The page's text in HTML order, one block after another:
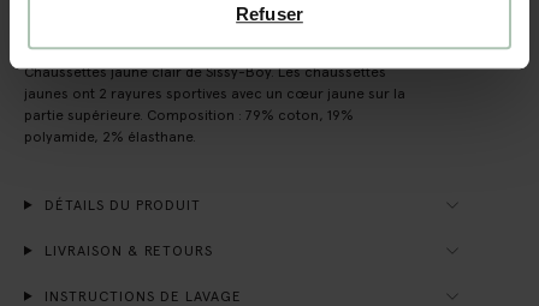
Refuser
Chaussettes jaune clair de Sissy-Boy. Les chaussettes
jaunes ont 2 rayures sportives avec un cœur jaune sur la
partie supérieure. Composition : 79% coton, 19%
polyamide, 2% élasthane.
DÉTAILS DU PRODUIT
LIVRAISON & RETOURS
INSTRUCTIONS DE LAVAGE